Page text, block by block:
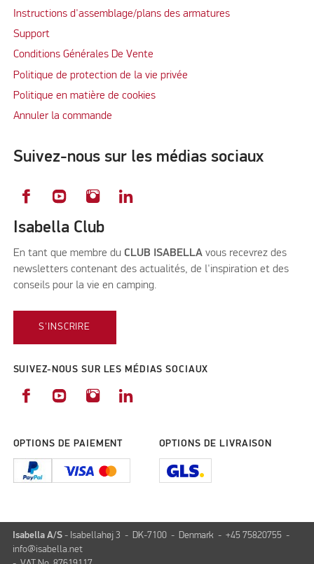
Instructions d'assemblage/plans des armatures
Support
Conditions Générales De Vente
Politique de protection de la vie privée
Politique en matière de cookies
Annuler la commande
Suivez-nous sur les médias sociaux
Isabella Club
En tant que membre du CLUB ISABELLA vous recevrez des
newsletters contenant des actualités, de l'inspiration et des
conseils pour la vie en camping.
S'INSCRIRE
SUIVEZ-NOUS SUR LES MÉDIAS SOCIAUX
OPTIONS DE PAIEMENT OPTIONS DE LIVRAISON
Isabella A/S - Isabellahøj 3 - DK-7100 - Denmark - +45 75820755 -
info@isabella.net